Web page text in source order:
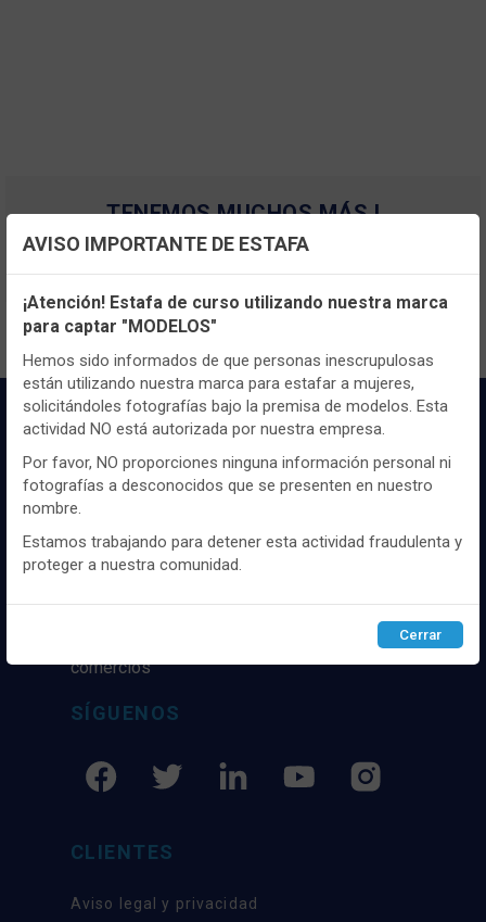
TENEMOS MUCHOS MÁS !
Registrateaquí para poder ver todo el
Distribuidor y mayorista textil de las mejores
marcaas de ropa y complementos del
experiencia como proveedor de los mejores
comercios
SÍGUENOS
CLIENTES
Aviso legal y privacidad
Configuración de cookies
Utilizamos cookies propias y de terceros, de sesión o
persistentes, para hacer funcionar de manera segura nuestra
página web y personalizar su contenido.
Igualmente, utilizamos cookies para medir y obtener datos de
la navegación que realizas y para ajustar el contenido a tus
gustos y preferencias.
Puedesconfigurary aceptar el uso de cookies a tu gusto.
Para obtener más información visita nuestra
cookies.
Configurar Rechazar ACEPTAR
AVISO IMPORTANTE DE ESTAFA
¡Atención! Estafa de curso utilizando nuestra marca
para captar "MODELOS"
Hemos sido informados de que personas inescrupulosas
están utilizando nuestra marca para estafar a mujeres,
solicitándoles fotografías bajo la premisa de modelos. Esta
actividad NO está autorizada por nuestra empresa.
Por favor, NO proporciones ninguna información personal ni
fotografías a desconocidos que se presenten en nuestro
nombre.
Estamos trabajando para detener esta actividad fraudulenta y
proteger a nuestra comunidad.
Cerrar